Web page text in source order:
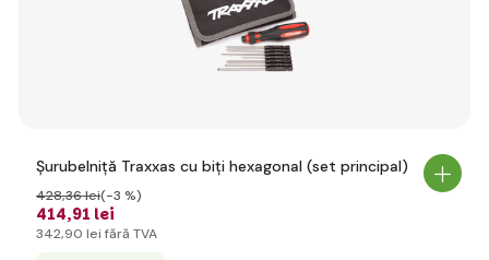
Șurubelniță Traxxas cu biți hexagonal (set principal)
414,91 lei
428,36 lei(-3 %)
342,90 lei fără TVA